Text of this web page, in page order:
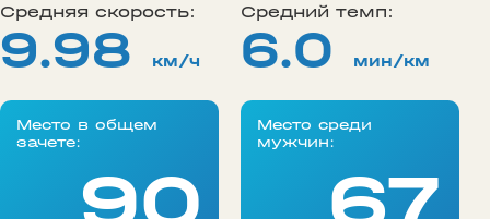
Средняя скорость:
9.98 км/ч
Средний темп:
6.0 мин/км
Место в общем
зачете:
Место среди
мужчин: